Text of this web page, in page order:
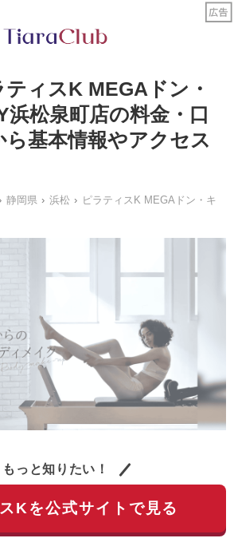
ティスK MEGAドン・
浜松泉町店の料金・口
ら基本情報やアクセス
静岡県 浜松
ピラティスK MEGAドン・キ
もっと知りたい！
Kを公式サイトで見る